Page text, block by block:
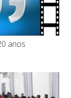
anos